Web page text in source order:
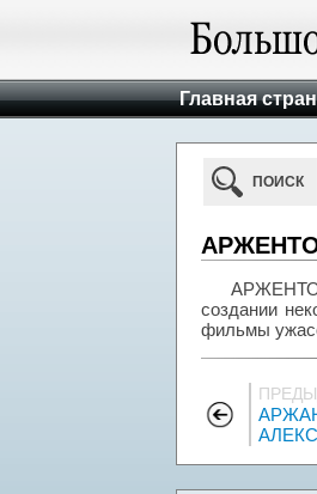
Главная
ПОИСК
АРЖЕНТО
АРЖЕНТО
создании
фильмы